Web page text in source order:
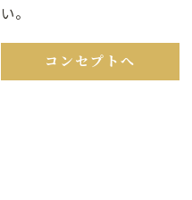
い。
コンセプトへ